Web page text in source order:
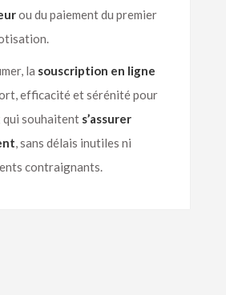
ou du paiement du premier
la souscription en ligne
efficacité et sérénité pour
qui souhaitent s’assurer
, sans délais inutiles ni
contraignants.